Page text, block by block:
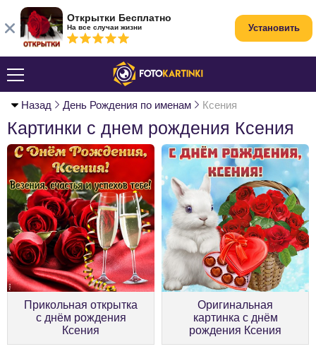
Назад День Рождения по именам Ксения
Картинки с днем рождения Ксения
Прикольная открытка
с днём рождения
Ксения
Оригинальная
картинка с днём
рождения Ксения
Открытки Бесплатно
На все случаи жизни Установить